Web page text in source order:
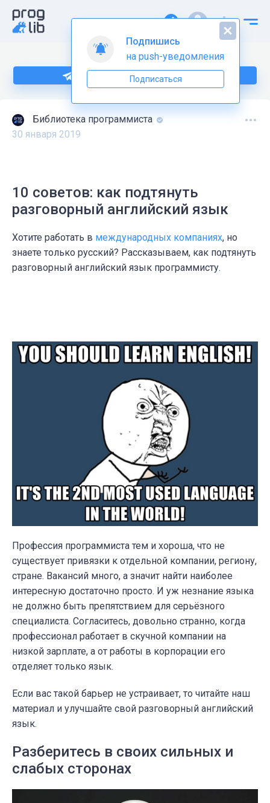
Подпишитесь на нас в Telegram
Библиотека программиста
30 января 2019
10 советов: как подтянуть
разговорный английский язык
Хотите работать в международных компаниях, но
знаете только русский? Рассказываем, как подтянуть
разговорный английский язык программисту.
Профессия программиста тем и хороша, что не
существует привязки к отдельной компании, региону,
стране. Вакансий много, а значит найти наиболее
интересную достаточно просто. И уж незнание языка
не должно быть препятствием для серьёзного
специалиста. Согласитесь, довольно странно, когда
профессионал работает в скучной компании на
низкой зарплате, а от работы в корпорации его
отделяет только язык.
Если вас такой барьер не устраивает, то читайте наш
материал и улучшайте свой разговорный английский
язык.
Разберитесь в своих сильных и
слабых сторонах
Подпишись
на push-уведомления
Подписаться